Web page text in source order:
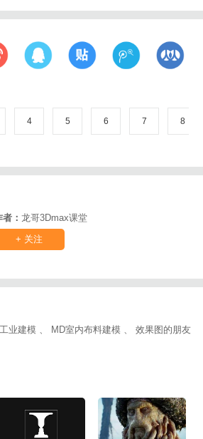
4 5 6 7 8
者：龙哥3Dmax课堂
+ 关注
业建模 、 MD室内布料建模 、 效果图的朋友